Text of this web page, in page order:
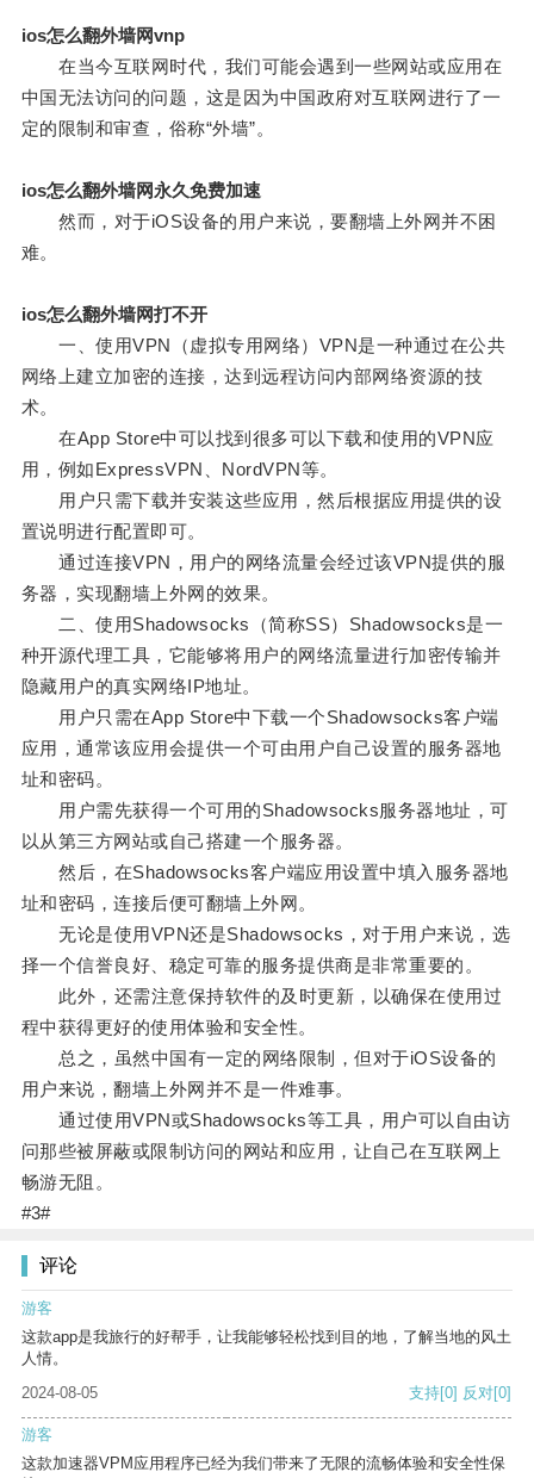
ios怎么翻外墙网vnp
在当今互联网时代，我们可能会遇到一些网站或应用在
中国无法访问的问题，这是因为中国政府对互联网进行了一
定的限制和审查，俗称“外墙”。
ios怎么翻外墙网永久免费加速
然而，对于iOS设备的用户来说，要翻墙上外网并不困
难。
ios怎么翻外墙网打不开
一、使用VPN（虚拟专用网络）VPN是一种通过在公共
网络上建立加密的连接，达到远程访问内部网络资源的技
术。
在App Store中可以找到很多可以下载和使用的VPN应
用，例如ExpressVPN、NordVPN等。
用户只需下载并安装这些应用，然后根据应用提供的设
置说明进行配置即可。
通过连接VPN，用户的网络流量会经过该VPN提供的服
务器，实现翻墙上外网的效果。
二、使用Shadowsocks（简称SS）Shadowsocks是一
种开源代理工具，它能够将用户的网络流量进行加密传输并
隐藏用户的真实网络IP地址。
用户只需在App Store中下载一个Shadowsocks客户端
应用，通常该应用会提供一个可由用户自己设置的服务器地
址和密码。
用户需先获得一个可用的Shadowsocks服务器地址，可
以从第三方网站或自己搭建一个服务器。
然后，在Shadowsocks客户端应用设置中填入服务器地
址和密码，连接后便可翻墙上外网。
无论是使用VPN还是Shadowsocks，对于用户来说，选
择一个信誉良好、稳定可靠的服务提供商是非常重要的。
此外，还需注意保持软件的及时更新，以确保在使用过
程中获得更好的使用体验和安全性。
总之，虽然中国有一定的网络限制，但对于iOS设备的
用户来说，翻墙上外网并不是一件难事。
通过使用VPN或Shadowsocks等工具，用户可以自由访
问那些被屏蔽或限制访问的网站和应用，让自己在互联网上
畅游无阻。
#3#
评论
游客
这款app是我旅行的好帮手，让我能够轻松找到目的地，了解当地的风土
人情。
2024-08-05
支持[0] 反对[0]
游客
这款加速器VPM应用程序已经为我们带来了无限的流畅体验和安全性保